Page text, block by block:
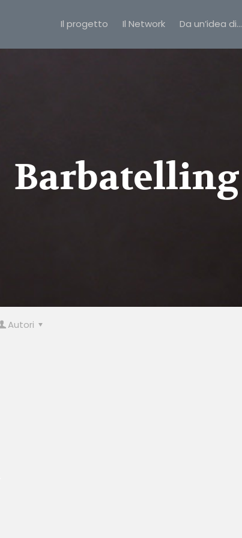
Il progetto Il Network Da un’idea di…
Barbatelling
Autori